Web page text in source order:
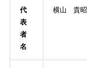
代
表
者
名
横山 貴昭